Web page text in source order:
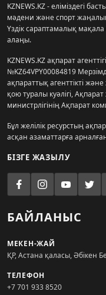
KZNEWS.KZ - еліміздегі
мәдени және спорт
Үздік сараптамалық
алаңы.
KZNEWS.KZ ақпарат
№KZ64VPY00084819
ақпараттық агенттікті
қою туралы куәлігі,
министрлігінің Ақпарат
Бұл желілік ресурстың
асқан азаматтарға
БІЗГЕ ЖАЗЫЛУ
БАЙЛАНЫС
МЕКЕН-ЖАЙ
ҚР, Астана қаласы, Әбікен
ТЕЛЕФОН
+7 701 933 8520